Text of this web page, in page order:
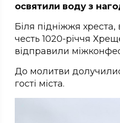
освятили воду з
Біля підніжжя
честь 1020-річчя
відправили
До молитви
гості міста.